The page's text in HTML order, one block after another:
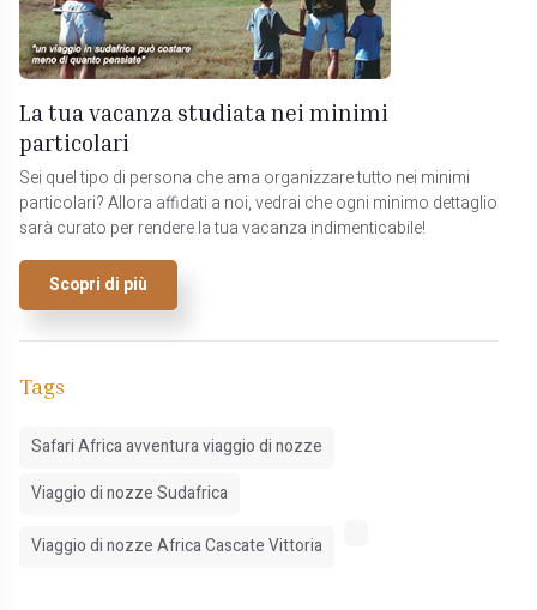
La tua vacanza studiata nei minimi
particolari
Sei quel tipo di persona che ama organizzare tutto nei minimi
particolari? Allora affidati a noi, vedrai che ogni minimo dettaglio
sarà curato per rendere la tua vacanza indimenticabile!
Scopri di più
Tags
Safari Africa avventura viaggio di nozze
Viaggio di nozze Sudafrica
Viaggio di nozze Africa Cascate Vittoria